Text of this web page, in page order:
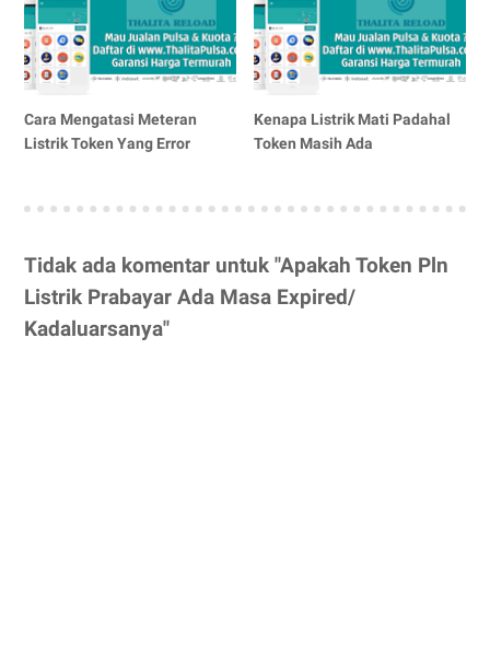
Cara Mengatasi Meteran
Listrik Token Yang Error
Kenapa Listrik Mati Padahal
Token Masih Ada
Tidak ada komentar untuk "Apakah Token Pln
Listrik Prabayar Ada Masa Expired/
Kadaluarsanya"